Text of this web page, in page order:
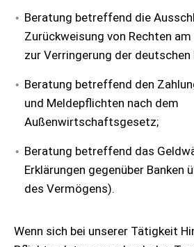
Beratung betreffend die
Zurückweisung von Rechten
zur Verringerung der
Beratung betreffend den
und Meldepflichten nach dem
Außenwirtschaftsgesetz;
Beratung betreffend das
Erklärungen gegenüber Banken
des Vermögens).
Wenn sich bei unserer Tätigkeit